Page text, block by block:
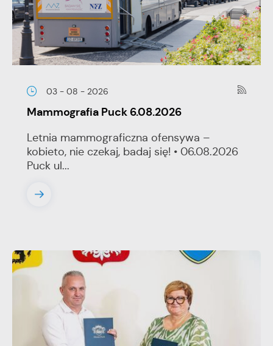
03 - 08 - 2026
Mammografia Puck 6.08.2026
Letnia mammograficzna ofensywa –
kobieto, nie czekaj, badaj się! • 06.08.2026
Puck ul...